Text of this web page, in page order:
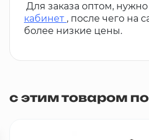
Для заказа оптом, нужно
кабинет , после чего на
более низкие цены.
с этим товаром